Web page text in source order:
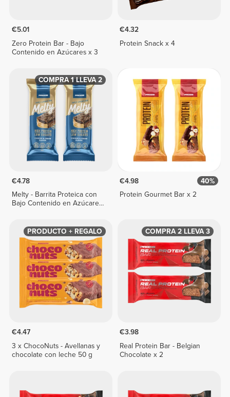
€5.01
Zero Protein Bar - Bajo
Contenido en Azúcares x 3
€4.32
Protein Snack x 4
COMPRA 1 LLEVA 2
€4.78
Melty - Barrita Proteica con
Bajo Contenido en Azúcares
€4.98
40%
Protein Gourmet Bar x 2
PRODUCTO + REGALO
€4.47
3 x ChocoNuts - Avellanas y
chocolate con leche 50 g
COMPRA 2 LLEVA 3
€3.98
Real Protein Bar - Belgian
Chocolate x 2